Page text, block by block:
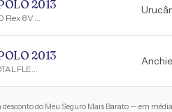
2013
Polo Sed./Sed. COMF. 2.0/2.0 Flex 8V 4p
2013
POLO SPORTLINE 1.6 MI TOTAL FLEX 8V 5P
desconto do Meu Seguro Mais Barato — em média